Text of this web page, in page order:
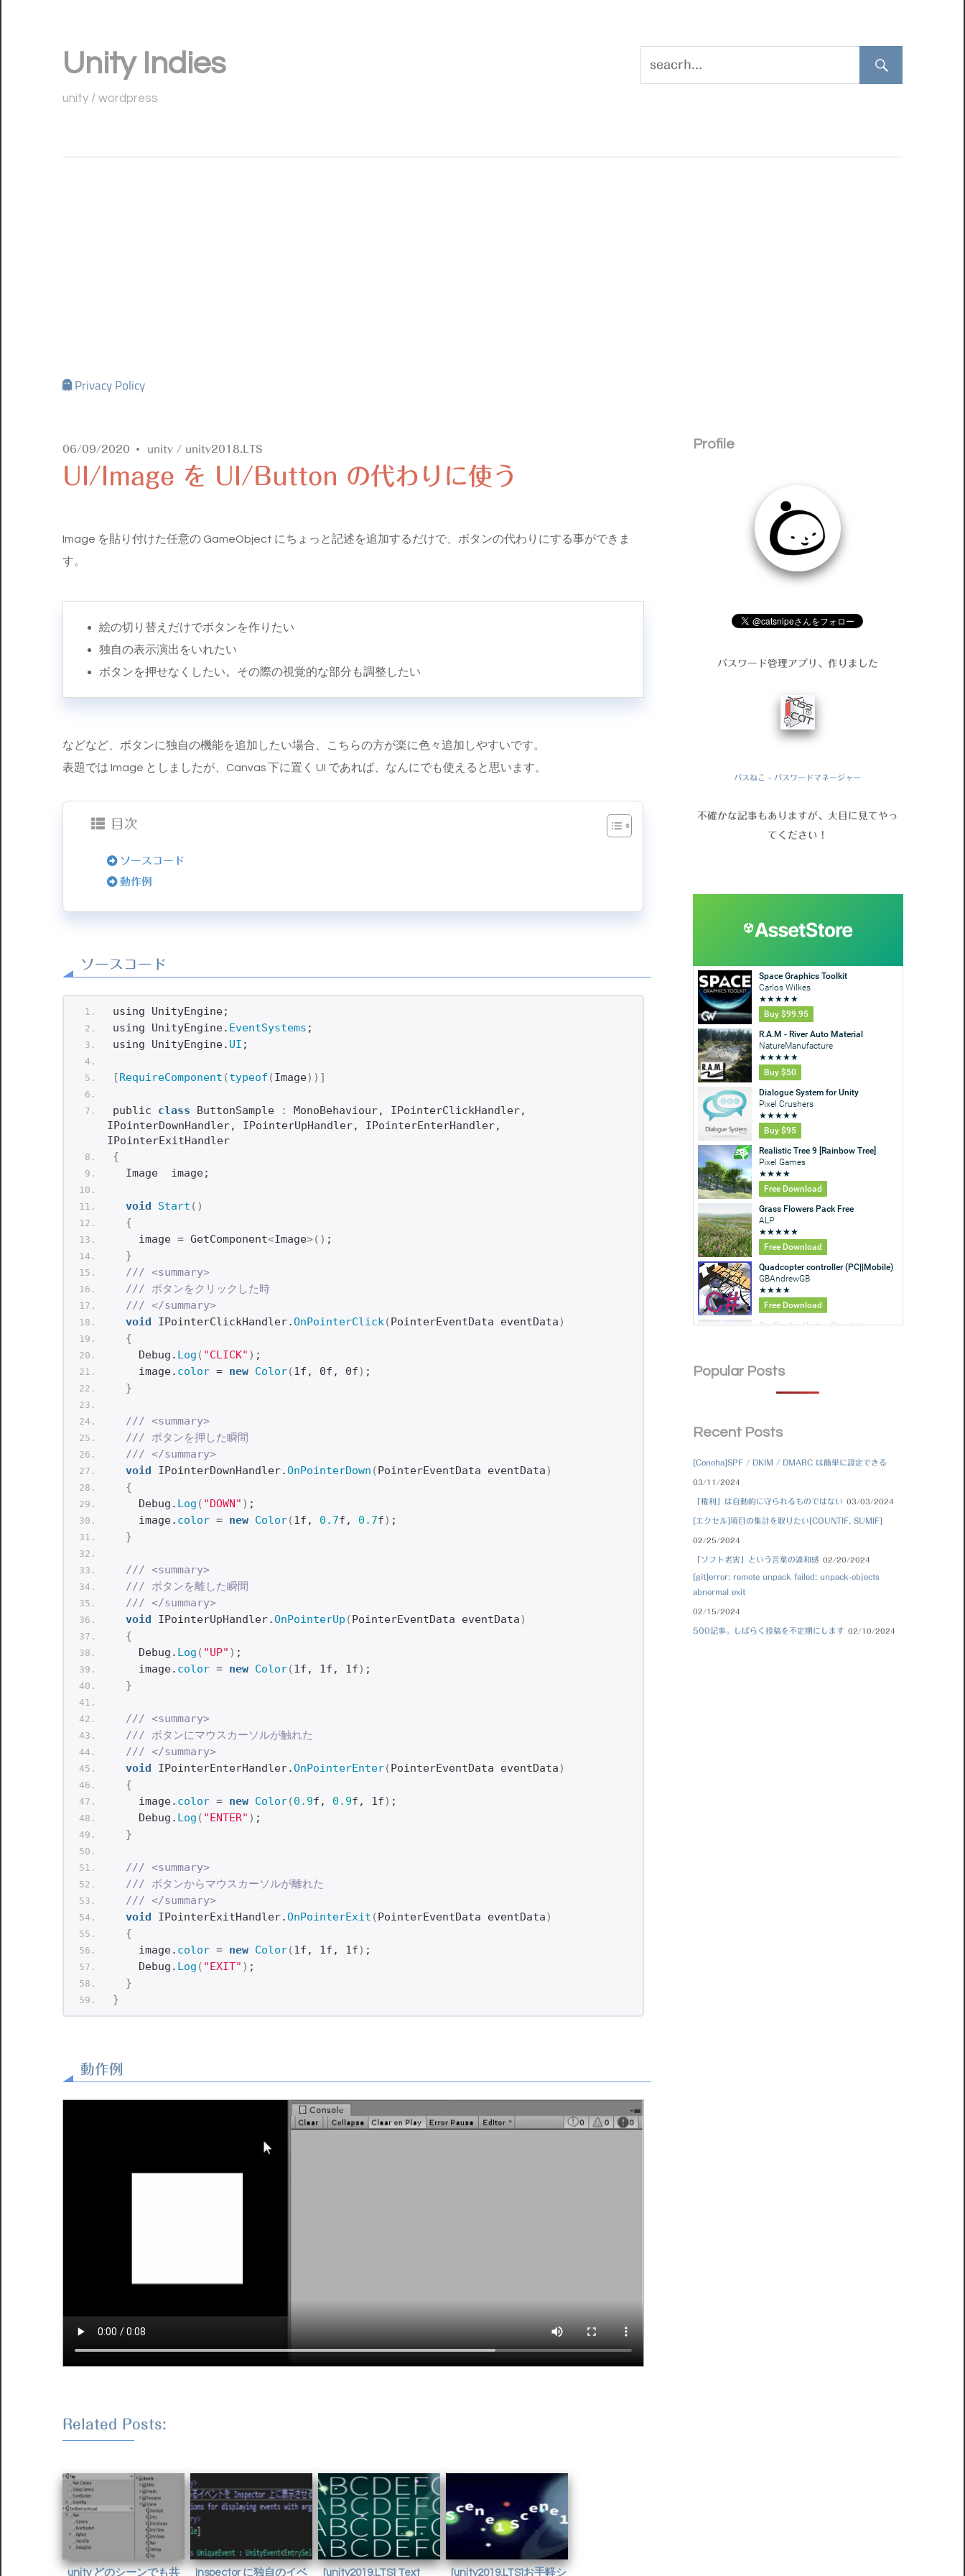
ス
Unity Indies
unity / wordpress
Privacy Policy
06/09/2020 unity / unity2018.LTS
UI/Image を UI/Button の代わりに使う
Image を貼り付けた任意の GameObject にちょっと記述を追加するだけで、ボタンの代わりにする事ができま
す。
絵の切り替えだけでボタンを作りたい
独自の表示演出をいれたい
ボタンを押せなくしたい。その際の視覚的な部分も調整したい
などなど、ボタンに独自の機能を追加したい場合、こちらの方が楽に色々追加しやすいです。
表題では Image としましたが、Canvas 下に置く UI であれば、なんにでも使えると思います。
目次
ソースコード
動作例
ソースコード
using UnityEngine;
using UnityEngine. EventSystems ;
using UnityEngine. UI ;
[RequireComponent (typeof (Image))]
public class ButtonSample :
MonoBehaviour, IPointerClickHandler,
IPointerDownHandler, IPointerUpHandler, IPointerEnterHandler,
IPointerExitHandler
{
  Image  image;
void Start ()
{
    image = GetComponent
<Image>() ;
}
/// <summary>
/// ボタンをクリックした時
/// </summary>
void IPointerClickHandler.OnPointerClick(PointerEventData eventData)
{
    Debug.
Log ( "CLICK" ) ;
    image.
color = new Color(1f, 0f, 0f) ;
}
/// <summary>
/// ボタンを押した瞬間
/// </summary>
void IPointerDownHandler.OnPointerDown (PointerEventData eventData)
{
    Debug.
Log ( "DOWN" ) ;
    image.
color = new Color(1f, 0.7f, 0.7f) ;
}
/// <summary>
/// ボタンを離した瞬間
/// </summary>
void IPointerUpHandler.OnPointerUp (PointerEventData eventData)
{
    Debug.
Log ( "UP" ) ;
    image.
color = new Color(1f, 1f, 1f) ;
}
/// <summary>
/// ボタンにマウスカーソルが触れた
/// </summary>
void IPointerEnterHandler.OnPointerEnter(PointerEventData eventData)
{
    image.
color = new Color(0.9f, 0.9f, 1f) ;
    Debug.
Log ( "ENTER" ) ;
}
/// <summary>
/// ボタンからマウスカーソルが離れた
/// </summary>
void IPointerExitHandler.OnPointerExit (PointerEventData eventData)
{
    image.
color = new Color(1f, 1f, 1f) ;
    Debug.
Log ( "EXIT" ) ;
}
}
動作例
Related Posts:
unity どのシーンでも共 Inspector に独自のイベ [unity2019.LTS] Text [unity2019.LTS]お手軽シ
Profile
パスワード管理アプリ、作りました
パスねこ - パスワードマネージャー
不確かな記事もありますが、大目に見てやっ
てください！
Popular Posts
Recent Posts
[Conoha]SPF / DKIM / DMARC は簡単に設定できる
03/11/2024
「権利」は自動的に守られるものではない 03/03/2024
[エクセル]項目の集計を取りたい[COUNTIF, SUMIF]
02/25/2024
「ソフト老害」という言葉の違和感 02/20/2024
[git]error: remote unpack failed: unpack-objects
abnormal exit
02/15/2024
500記事。しばらく投稿を不定期にします 02/10/2024